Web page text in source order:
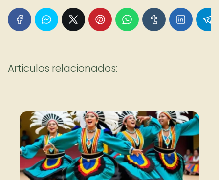
Articulos relacionados: